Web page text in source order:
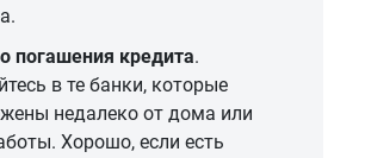
погашения кредита.
в те банки, которые
недалеко от дома или
Хорошо, если есть